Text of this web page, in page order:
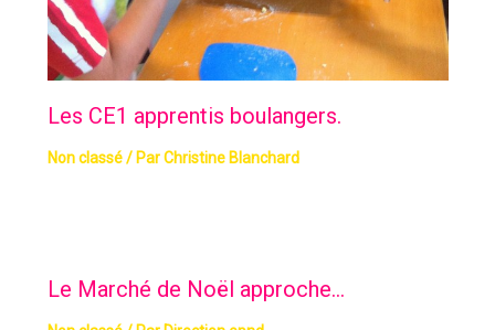
Les CE1 apprentis boulangers.
Non classé/ ParChristine Blanchard
Le Marché de Noël approche…